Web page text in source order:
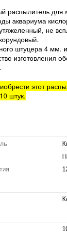
распылитель для
аквариума
не
штуцера 4 мм.
изготовления
этот
штук.